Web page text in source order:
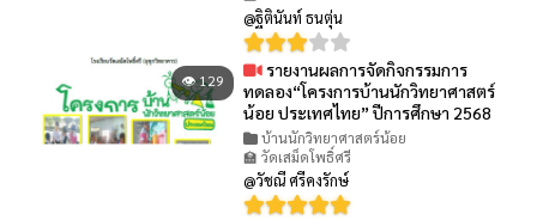
@ฐิตินันท์ ธนตุ่น
👁 129
รายงานผลการจัดกิจกรรมการ
ทดลอง“โครงการบ้านนักวิทยาศาสตร์
น้อย ประเทศไทย” ปีการศึกษา 2568
บ้านนักวิทยาศาสตร์น้อย
🏫 วัดเสม็ดโพธิ์ศรี
@วัชณี ศรีคงรักษ์